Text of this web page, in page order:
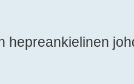
hepreankielinen